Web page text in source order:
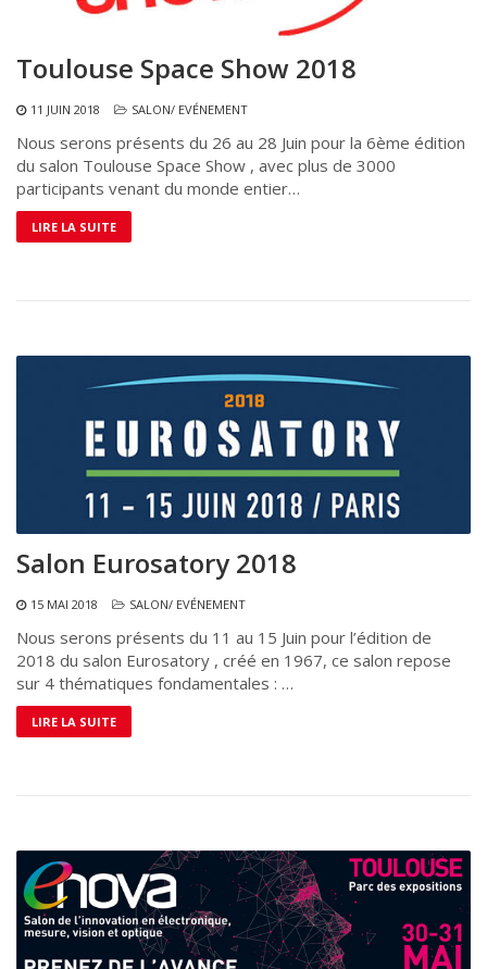
Toulouse Space Show 2018
11 JUIN 2018 SALON/ EVÉNEMENT
Nous serons présents du 26 au 28 Juin pour la 6ème édition
du salon Toulouse Space Show , avec plus de 3000
participants venant du monde entier…
LIRE LA SUITE
Salon Eurosatory 2018
15 MAI 2018 SALON/ EVÉNEMENT
Nous serons présents du 11 au 15 Juin pour l’édition de
2018 du salon Eurosatory , créé en 1967, ce salon repose
sur 4 thématiques fondamentales : …
LIRE LA SUITE